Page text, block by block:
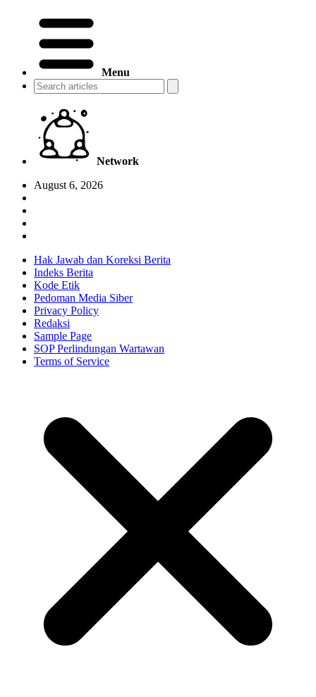
Menu
Network
August 6, 2026
Hak Jawab dan Koreksi Berita
Indeks Berita
Kode Etik
Pedoman Media Siber
Privacy Policy
Redaksi
Sample Page
SOP Perlindungan Wartawan
Terms of Service